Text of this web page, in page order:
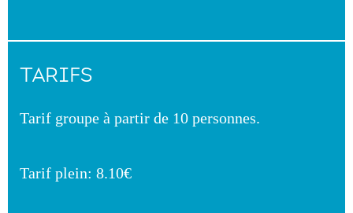
TARIFS
Tarif groupe à partir de 10 personnes.
Tarif plein: 8.10€